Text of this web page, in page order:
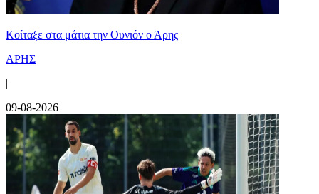
Κοίταξε στα μάτια την Ουνιόν ο Άρης
ΑΡΗΣ
|
09-08-2026